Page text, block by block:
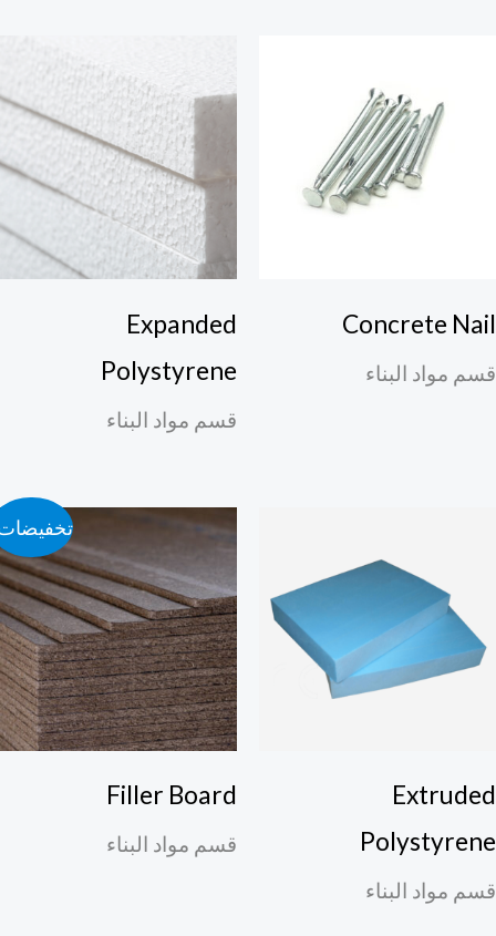
Concrete
مواد البناء
Expanded
Polystyrene
قسم مواد البناء
مواد البناء
تخفيضات!
Filler Board
قسم مواد البناء